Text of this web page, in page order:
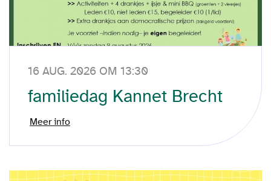
16 AUG. 2026 OM 13:30
familiedag Kannet Brecht
Meer info